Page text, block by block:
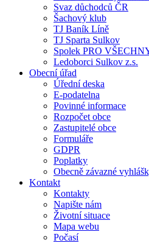
Svaz důchodců ČR
Šachový klub
TJ Baník Líně
TJ Sparta Sulkov
Spolek PRO
Ledoborci Sulkov z.s.
Obecní úřad
Úřední deska
E-podatelna
Povinné informace
Rozpočet obce
Zastupitelé obce
Formuláře
GDPR
Poplatky
Obecně závazné
Kontakt
Kontakty
Napište nám
Životní situace
Mapa webu
Počasí